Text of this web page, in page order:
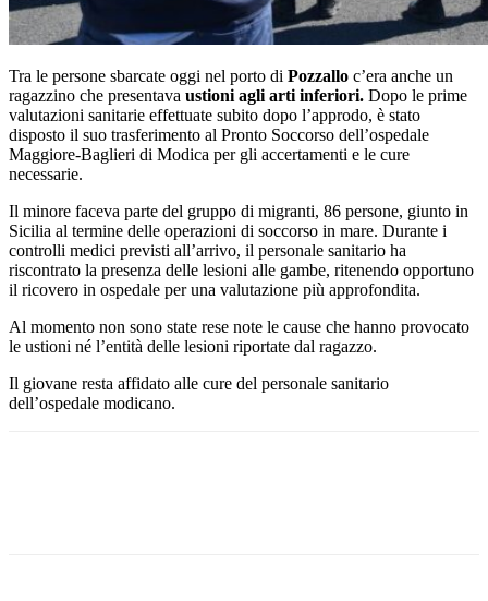
Tra le persone sbarcate oggi nel porto di Pozzallo c’era anche un
ragazzino che presentava ustioni agli arti inferiori. Dopo le prime
valutazioni sanitarie effettuate subito dopo l’approdo, è stato
disposto il suo trasferimento al Pronto Soccorso dell’ospedale
Maggiore-Baglieri di Modica per gli accertamenti e le cure
necessarie.
Il minore faceva parte del gruppo di migranti, 86 persone, giunto in
Sicilia al termine delle operazioni di soccorso in mare. Durante i
controlli medici previsti all’arrivo, il personale sanitario ha
riscontrato la presenza delle lesioni alle gambe, ritenendo opportuno
il ricovero in ospedale per una valutazione più approfondita.
Al momento non sono state rese note le cause che hanno provocato
le ustioni né l’entità delle lesioni riportate dal ragazzo.
Il giovane resta affidato alle cure del personale sanitario
dell’ospedale modicano.